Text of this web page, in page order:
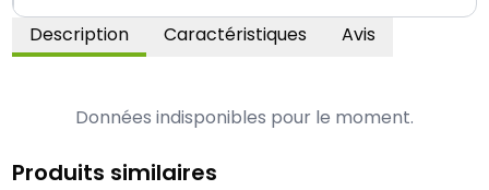
Description Caractéristiques Avis
Données indisponibles pour le moment.
Produits similaires